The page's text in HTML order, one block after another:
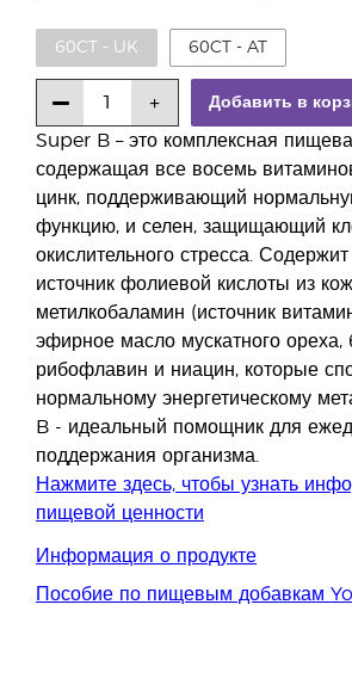
Super B – это комплексная
содержащая все восемь
цинк, поддерживающий
функцию, и селен, защищающий
окислительного стресса.
источник фолиевой кислоты из
метилкобаламин (источник
эфирное масло мускатного ореха,
рибофлавин и ниацин, которые
нормальному энергетическому
B - идеальный помощник для
поддержания организма.
Нажмите здесь, чтобы узнать
пищевой ценности
Информация о продукте
Пособие по пищевым добавкам
60CT - UK 60CT - AT
Добавить в